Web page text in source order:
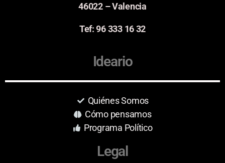
46022 – Valencia
Tef: 96 333 16 32
Ideario
Quiénes Somos
Cómo pensamos
Programa Político
Legal